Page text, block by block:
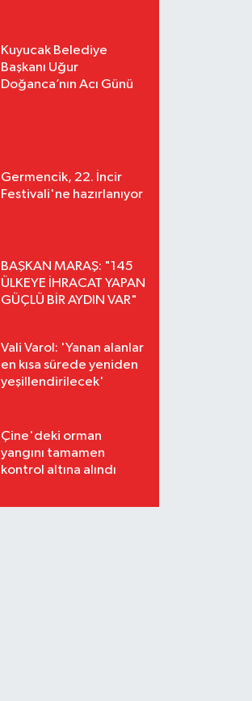
Kuyucak Belediye
Başkanı Uğur
Doğanca’nın Acı Günü
Germencik, 22. İncir
Festivali'ne hazırlanıyor
BAŞKAN MARAŞ: "145
ÜLKEYE İHRACAT YAPAN
GÜÇLÜ BİR AYDIN VAR"
Vali Varol: 'Yanan alanlar
en kısa sürede yeniden
yeşillendirilecek'
Çine'deki orman
yangını tamamen
kontrol altına alındı